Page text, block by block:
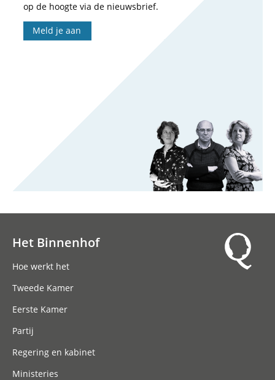
op de hoogte via de nieuwsbrief.
Meld je aan
Het Binnenhof
Hoe werkt het
Tweede Kamer
Eerste Kamer
Partij
Regering en kabinet
Ministeries